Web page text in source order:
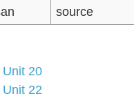
source
20
22